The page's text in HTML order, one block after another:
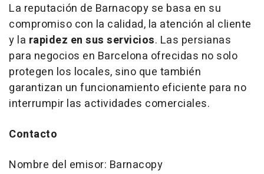
La reputación de Barnacopy se basa en su
compromiso con la calidad, la atención al cliente
y la rapidez en sus servicios. Las persianas
para negocios en Barcelona ofrecidas no solo
protegen los locales, sino que también
garantizan un funcionamiento eficiente para no
interrumpir las actividades comerciales.
Contacto
Nombre del emisor: Barnacopy